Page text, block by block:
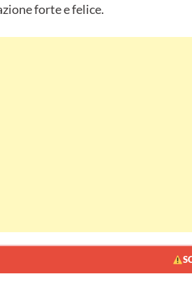
forte e felice.